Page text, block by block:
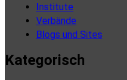
Institute
Verbände
Blogs und Sites
Kategorisch